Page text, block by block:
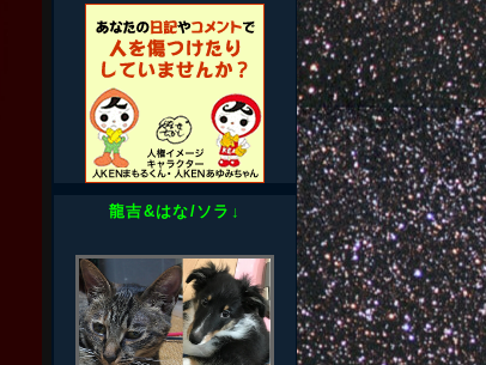
龍吉&はな/ソラ↓